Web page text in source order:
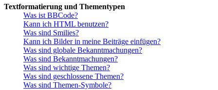
Textformatierung und Thementypen
Was ist BBCode?
Kann ich HTML benutzen?
Was sind Smilies?
Kann ich Bilder in meine Beiträge einfügen?
Was sind globale Bekanntmachungen?
Was sind Bekanntmachungen?
Was sind wichtige Themen?
Was sind geschlossene Themen?
Was sind Themen-Symbole?